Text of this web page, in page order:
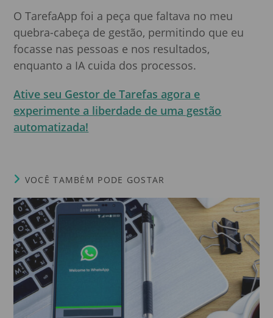
O TarefaApp foi a peça que faltava no meu
quebra-cabeça de gestão, permitindo que eu
focasse nas pessoas e nos resultados,
enquanto a IA cuida dos processos.
Ative seu Gestor de Tarefas agora e
experimente a liberdade de uma gestão
automatizada!
VOCÊ TAMBÉM PODE GOSTAR